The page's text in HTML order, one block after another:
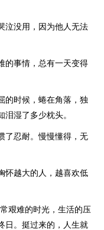
泣没用，因为他人无法
的事情，总有一天变得
的时候，蜷在角落，独
湿了多少枕头。
了忍耐。慢慢懂得，无
怀越大的人，越喜欢低
艰难的时光，生活的压
日。挺过来的，人生就